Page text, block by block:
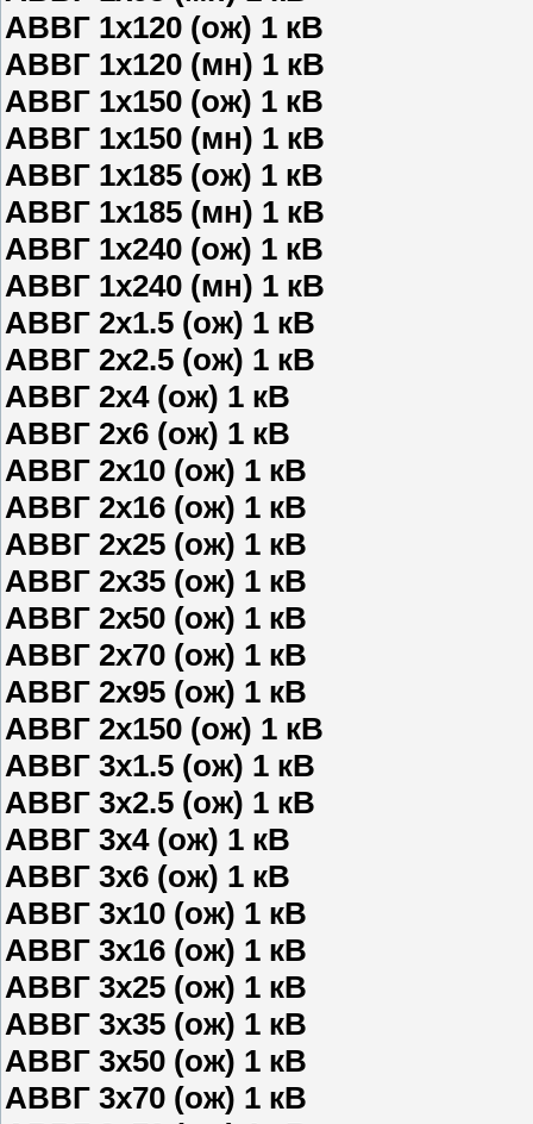
АВВГ 1х120 (ож) 1 кВ
АВВГ 1х120 (мн) 1 кВ
АВВГ 1х150 (ож) 1 кВ
АВВГ 1х150 (мн) 1 кВ
АВВГ 1х185 (ож) 1 кВ
АВВГ 1х185 (мн) 1 кВ
АВВГ 1х240 (ож) 1 кВ
АВВГ 1х240 (мн) 1 кВ
АВВГ 2х1.5 (ож) 1 кВ
АВВГ 2х2.5 (ож) 1 кВ
АВВГ 2х4 (ож) 1 кВ
АВВГ 2х6 (ож) 1 кВ
АВВГ 2х10 (ож) 1 кВ
АВВГ 2х16 (ож) 1 кВ
АВВГ 2х25 (ож) 1 кВ
АВВГ 2х35 (ож) 1 кВ
АВВГ 2х50 (ож) 1 кВ
АВВГ 2х70 (ож) 1 кВ
АВВГ 2х95 (ож) 1 кВ
АВВГ 2х150 (ож) 1 кВ
АВВГ 3х1.5 (ож) 1 кВ
АВВГ 3х2.5 (ож) 1 кВ
АВВГ 3х4 (ож) 1 кВ
АВВГ 3х6 (ож) 1 кВ
АВВГ 3х10 (ож) 1 кВ
АВВГ 3х16 (ож) 1 кВ
АВВГ 3х25 (ож) 1 кВ
АВВГ 3х35 (ож) 1 кВ
АВВГ 3х50 (ож) 1 кВ
АВВГ 3х70 (ож) 1 кВ